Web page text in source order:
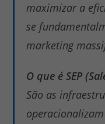
maximizar a
se
marketing
O que é SEP
São as